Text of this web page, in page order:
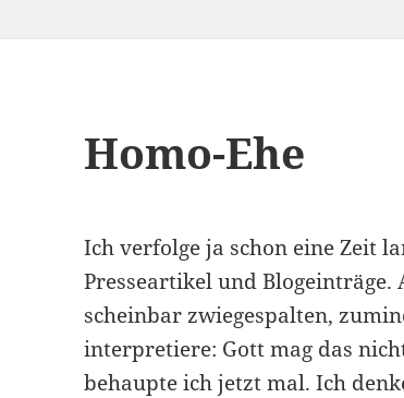
Homo-Ehe
Ich verfolge ja schon eine Zeit
Presseartikel und
scheinbar zwiegespalten,
interpretiere: Gott mag das
behaupte ich jetzt mal. Ich